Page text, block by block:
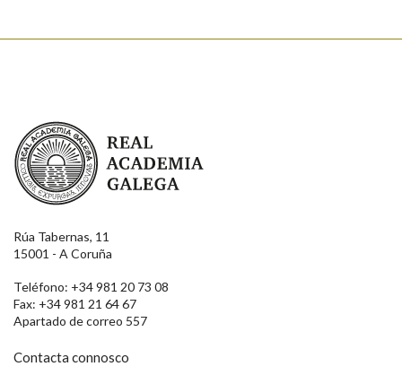
Real Academia Galega
Rúa Tabernas, 11
15001 - A Coruña
Teléfono: +34 981 20 73 08
Fax: +34 981 21 64 67
Apartado de correo 557
Contacta connosco